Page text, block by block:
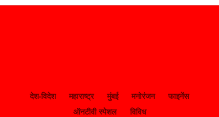
देश-विदेश महाराष्ट्र मुंबई मनोरंजन
फाइनेंस
ऑनटीवी स्पेशल
विविध